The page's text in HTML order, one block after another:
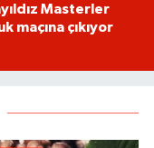
Masterler
maçına çıkıyor